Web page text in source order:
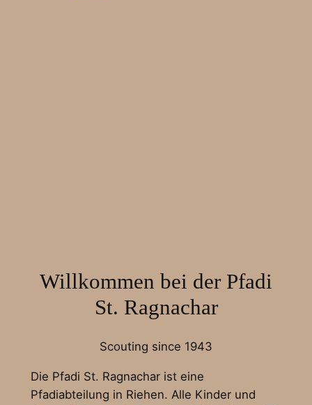
Willkommen bei der Pfadi
St. Ragnachar
Scouting since 1943
Die Pfadi St. Ragnachar ist eine
Pfadiabteilung in Riehen. Alle Kinder und